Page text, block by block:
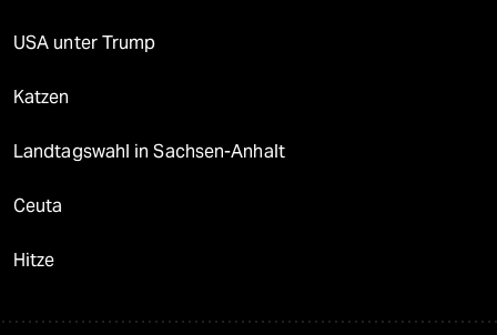
USA unter Trump
Katzen
Landtagswahl in Sachsen-Anhalt
Ceuta
Hitze